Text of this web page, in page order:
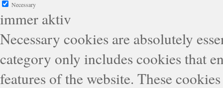
Necessary
immer aktiv
Necessary cookies are absolutely
category only includes cookies that
features of the website. These